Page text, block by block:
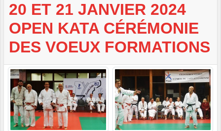
20 ET 21 JANVIER 2024
OPEN KATA CÉRÉMONIE
DES VOEUX FORMATIONS